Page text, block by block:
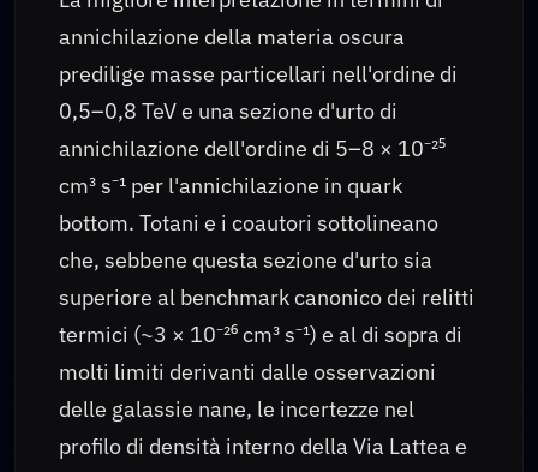
annichilazione della materia oscura
predilige masse particellari nell'ordine di
0,5–0,8 TeV e una sezione d'urto di
annichilazione dell'ordine di 5–8 × 10⁻²⁵
cm³ s⁻¹ per l'annichilazione in quark
bottom. Totani e i coautori sottolineano
che, sebbene questa sezione d'urto sia
superiore al benchmark canonico dei relitti
termici (~3 × 10⁻²⁶ cm³ s⁻¹) e al di sopra di
molti limiti derivanti dalle osservazioni
delle galassie nane, le incertezze nel
profilo di densità interno della Via Lattea e